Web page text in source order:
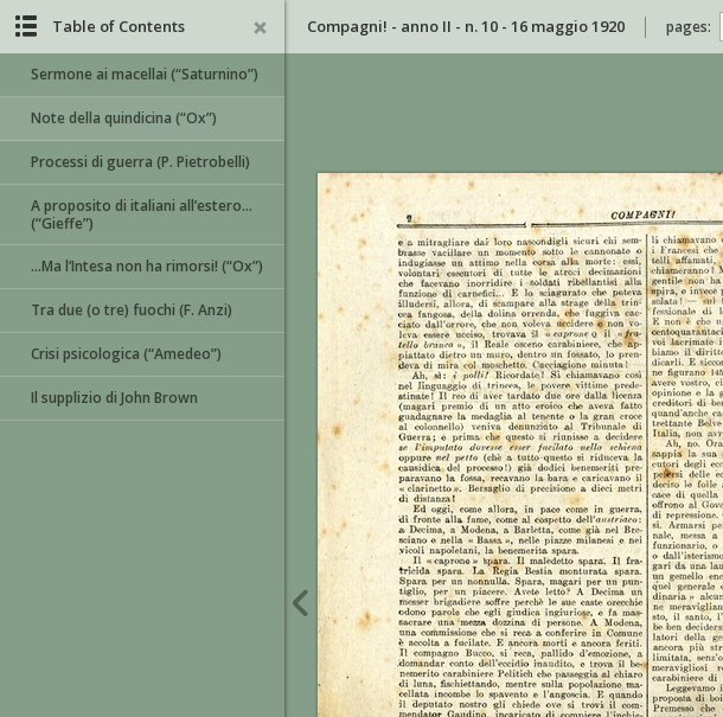
Compagni! - anno II - n. 10 - 16 maggio 1920 pages:
Table of Contents
Sermone ai macellai (“Saturnino”)
Note della quindicina (“Ox”)
Processi di guerra (P. Pietrobelli)
A proposito di italiani all’estero…
(“Gieffe”)
…Ma l’Intesa non ha rimorsi! (“Ox”)
Tra due (o tre) fuochi (F. Anzi)
Crisi psicologica (“Amedeo”)
Il supplizio di John Brown